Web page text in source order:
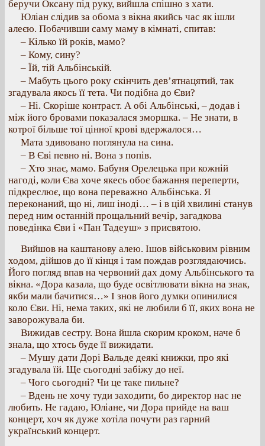
беручи Оксану під руку, вийшла спішно з хати.
Юліан слідив за обома з вікна якийсь час як ішли
алеєю. Побачивши саму маму в кімнаті, спитав:
– Кілько їй років, мамо?
– Кому, сину?
– Їй, тій Альбінській.
– Мабуть цього року скінчить дев’ятнацятий, так
згадувала якось її тета. Чи подібна до Єви?
– Ні. Скоріше контраст. А обі Альбінські, – додав і
між його бровами показалася зморшка. – Не знати, в
котрої більше тої цінної крові вдержалося…
Мата здивовано поглянула на сина.
– В Єві певно ні. Вона з попів.
– Хто знає, мамо. Бабуня Орелецька при кожній
нагоді, коли Єва хоче якесь обоє бажання переперти,
підкреслює, що вона переважно Альбінська. Я
переконаний, що ні, лиш іноді… – і в цій хвилині станув
перед ним останній прощальний вечір, загадкова
поведінка Єви і «Пан Тадеуш» з присвятою.
Вийшов на каштанову алею. Ішов військовим рівним
ходом, дійшов до її кінця і там пождав розглядаючись.
Його погляд впав на червоний дах дому Альбінського та
вікна. «Дора казала, що буде освітлювати вікна на знак,
якби мали бачитися…» І знов його думки опинилися
коло Єви. Ні, нема таких, які не любили б її, яких вона не
заворожувала би.
Вижидав сестру. Вона йшла скорим кроком, наче б
знала, що хтось буде її вижидати.
– Мушу дати Дорі Вальде деякі книжки, про які
згадувала їй. Ще сьогодні забіжу до неї.
– Чого сьогодні? Чи це таке пильне?
– Вдень не хочу туди заходити, бо директор нас не
любить. Не гадаю, Юліане, чи Дора прийде на ваш
концерт, хоч як дуже хотіла почути раз гарний
український концерт.